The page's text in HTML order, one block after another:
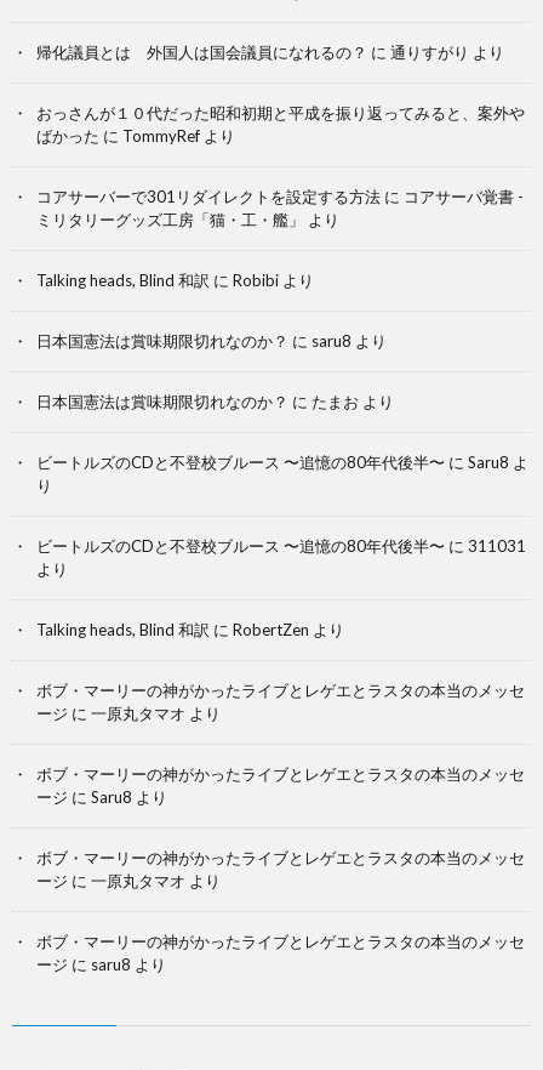
帰化議員とは 外国人は国会議員になれるの？ に 通りすがり より
おっさんが１０代だった昭和初期と平成を振り返ってみると、案外や
ばかった に TommyRef より
コアサーバーで301リダイレクトを設定する方法 に コアサーバ覚書 -
ミリタリーグッズ工房「猫・工・艦」
より
Talking heads, Blind 和訳 に Robibi より
日本国憲法は賞味期限切れなのか？ に saru8 より
日本国憲法は賞味期限切れなのか？ に たまお より
ビートルズのCDと不登校ブルース 〜追憶の80年代後半〜 に Saru8 よ
り
ビートルズのCDと不登校ブルース 〜追憶の80年代後半〜 に 311031
より
Talking heads, Blind 和訳 に RobertZen より
ボブ・マーリーの神がかったライブとレゲエとラスタの本当のメッセ
ージ に 一原丸タマオ より
ボブ・マーリーの神がかったライブとレゲエとラスタの本当のメッセ
ージ に Saru8 より
ボブ・マーリーの神がかったライブとレゲエとラスタの本当のメッセ
ージ に 一原丸タマオ より
ボブ・マーリーの神がかったライブとレゲエとラスタの本当のメッセ
ージ に saru8 より